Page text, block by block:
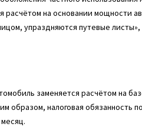
на основании мощности
упраздняются путевые листы»,
заменяется расчётом на
образом, налоговая обязанность